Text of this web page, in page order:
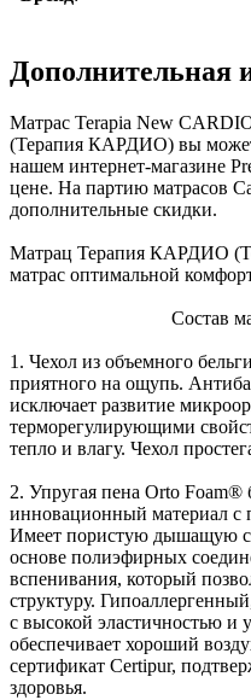
Дополнительная
Матрас Terapia New
(Терапия КАРДИО) вы
нашем интернет-магазине
цене. На партию матрасов
дополнительные скидки.
Матрац Терапия КАРДИО
матрас оптимальной
Состав
1. Чехол из объемного
приятного на ощупь.
исключает развитие
терморегулирующими
тепло и влагу. Чехол
2. Упругая пена Orto
инновационный материал
Имеет пористую дышащую
основе полиэфирных
вспенивания, который
структуру.
с высокой эластичностью и
обеспечивает хороший
сертификат Certipur,
здоровья.